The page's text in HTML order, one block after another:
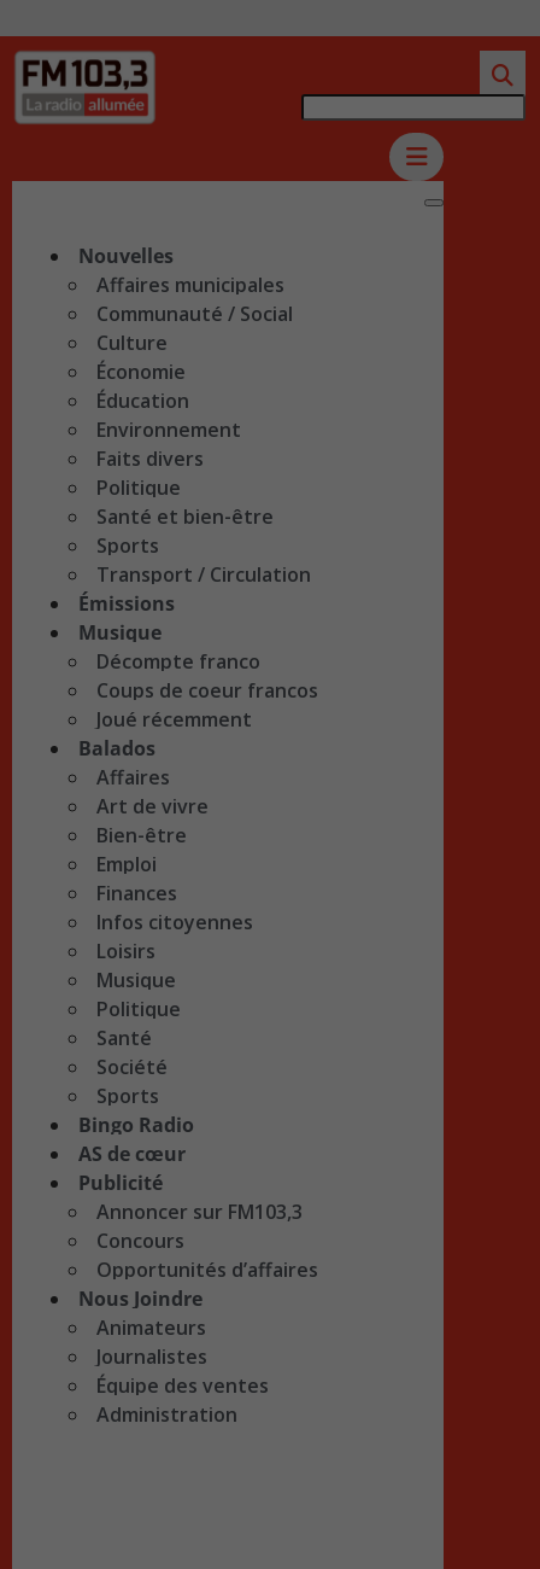
Nouvelles
Affaires municipales
Communauté / Social
Culture
Économie
Éducation
Environnement
Faits divers
Politique
Santé et bien-être
Sports
Transport / Circulation
Émissions
Musique
Décompte franco
Coups de coeur francos
Joué récemment
Balados
Affaires
Art de vivre
Bien-être
Emploi
Finances
Infos citoyennes
Loisirs
Musique
Politique
Santé
Société
Sports
Bingo Radio
AS de cœur
Publicité
Annoncer sur FM103,3
Concours
Opportunités d’affaires
Nous Joindre
Animateurs
Journalistes
Équipe des ventes
Administration